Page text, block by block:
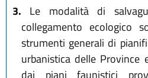
3. Le modalità di
collegamento ecologico
strumenti generali di
urbanistica delle Province
dai piani faunistici